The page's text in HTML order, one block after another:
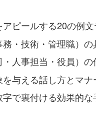
ピールする20の例
・技術・管理職）
人事担当・役員）
与える話し方とマナ
で裏付ける効果的な